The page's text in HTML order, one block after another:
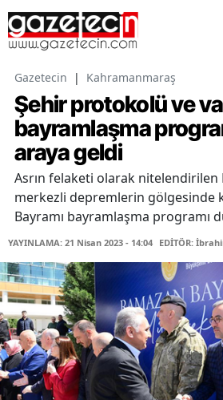
Gazetecin | Kahramanmaraş
Şehir protokolü ve
bayramlaşma
araya geldi
Asrın felaketi olarak
merkezli depremlerin gölgesinde
Bayramı bayramlaşma programı
YAYINLAMA: 21 Nisan 2023 - 14:04 EDİTÖR: